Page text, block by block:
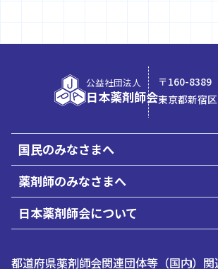
公益社団法人
日本薬剤師会
〒160-8389
東京都新宿
国民のみなさまへ
薬剤師のみなさまへ
日本薬剤師会について
都道府県薬剤師会関連団体等（国内）